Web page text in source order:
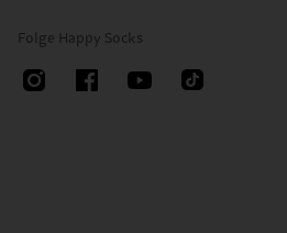
Folge Happy Socks